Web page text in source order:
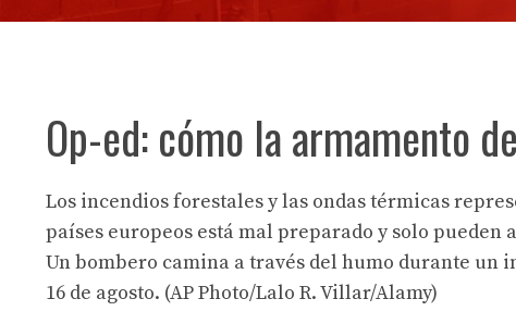
Op-ed: cómo la armamento
Los incendios forestales y las ondas térmicas
países europeos está mal preparado y solo pueden
Un bombero camina a través del humo durante un
16 de agosto. (AP Photo/Lalo R. Villar/Alamy)